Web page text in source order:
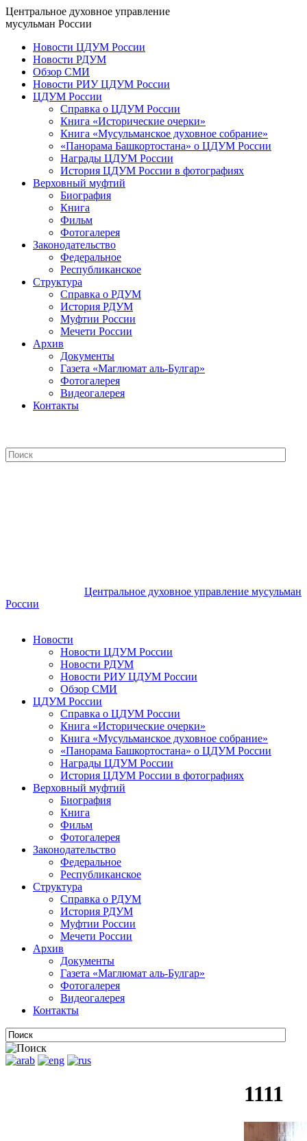
Центральное духовное управление
мусульман России
Новости ЦДУМ России
Новости РДУМ
Обзор СМИ
Новости РИУ ЦДУМ России
ЦДУМ России
Справка о ЦДУМ России
Книга «Исторические очерки»
Книга «Мусульманское духовное собрание»
«Панорама Башкортостана» о ЦДУМ России
Награды ЦДУМ России
История ЦДУМ России в фотографиях
Верховный муфтий
Биография
Книга
Фильм
Фотогалерея
Законодательство
Федеральное
Республиканское
Структура
Справка о РДУМ
История РДУМ
Муфтии России
Мечети России
Архив
Документы
Газета «Маглюмат аль-Булгар»
Фотогалерея
Видеогалерея
Контакты
Центральное духовное управление мусульман
России
Новости
Новости ЦДУМ России
Новости РДУМ
Новости РИУ ЦДУМ России
Обзор СМИ
ЦДУМ России
Справка о ЦДУМ России
Книга «Исторические очерки»
Книга «Мусульманское духовное собрание»
«Панорама Башкортостана» о ЦДУМ России
Награды ЦДУМ России
История ЦДУМ России в фотографиях
Верховный муфтий
Биография
Книга
Фильм
Фотогалерея
Законодательство
Федеральное
Республиканское
Структура
Справка о РДУМ
История РДУМ
Муфтии России
Мечети России
Архив
Документы
Газета «Маглюмат аль-Булгар»
Фотогалерея
Видеогалерея
Контакты
1111